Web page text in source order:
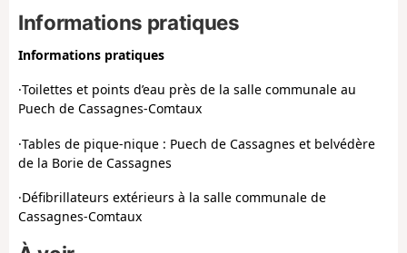
Informations pratiques
Informations pratiques
·Toilettes et points d’eau près de la salle communale au
Puech de Cassagnes-Comtaux
·Tables de pique-nique : Puech de Cassagnes et belvédère
de la Borie de Cassagnes
·Défibrillateurs extérieurs à la salle communale de
Cassagnes-Comtaux